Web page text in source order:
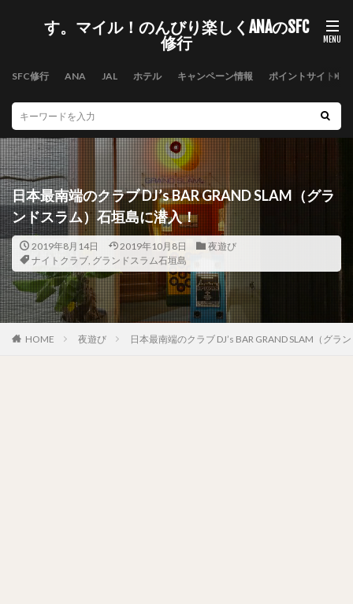
す。マイル！のんびり楽しくANAのSFC
修行
SFC修行 ANA JAL ホテル キャンペーン情報 ポイントサイト
日本最南端のクラブ DJ’s BAR GRAND SLAM（グラ
ンドスラム）石垣島に潜入！
2019年8月14日 2019年10月8日
夜遊び
ナイトクラブ, グランドスラム石垣島
HOME 夜遊び 日本最南端のクラブ DJ’s BAR GRAND SLAM（グラ